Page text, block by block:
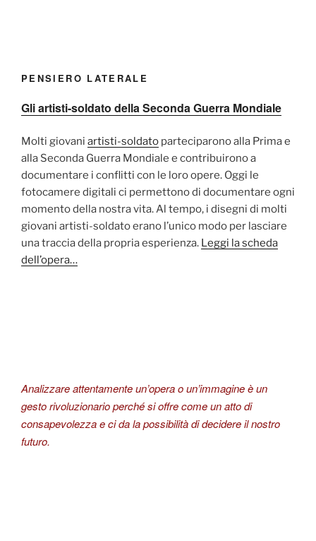
PENSIERO LATERALE
Gli artisti-soldato della Seconda Guerra Mondiale
Molti giovani artisti-soldato parteciparono alla Prima e
alla Seconda Guerra Mondiale e contribuirono a
documentare i conflitti con le loro opere. Oggi le
fotocamere digitali ci permettono di documentare ogni
momento della nostra vita. Al tempo, i disegni di molti
giovani artisti-soldato erano l’unico modo per lasciare
una traccia della propria esperienza. Leggi la scheda
dell’opera…
Analizzare attentamente un’opera o un’immagine è un
gesto rivoluzionario perché si offre come un atto di
consapevolezza e ci da la possibilità di decidere il nostro
futuro.